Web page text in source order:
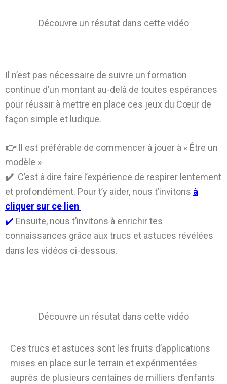
Découvre un résutat dans cette vidéo
Il n’est pas nécessaire de suivre un formation
continue d’un montant au-delà de toutes espérances
pour réussir à mettre en place ces jeux du Cœur de
façon simple et ludique.
👉 Il est préférable de commencer à jouer à « Être un
modèle »
✔️ C’est à dire faire l’expérience de respirer lentement
et profondément. Pour t’y aider, nous t’invitons à
cliquer sur ce lien
✔️ Ensuite, nous t’invitons à enrichir tes
connaissances grâce aux trucs et astuces révélées
dans les vidéos ci-dessous.
Découvre un résutat dans cette vidéo
Ces trucs et astuces sont les fruits d’applications
mises en place sur le terrain et expérimentées
auprès de plusieurs centaines de milliers d’enfants